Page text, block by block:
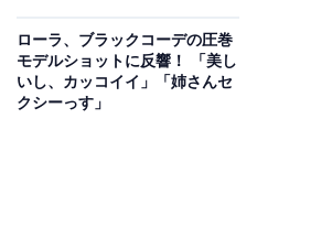
ローラ、ブラックコーデの圧巻
モデルショットに反響！ 「美し
いし、カッコイイ」「姉さんセ
クシーっす」